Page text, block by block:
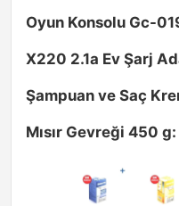
Oyun Konsolu Gc-
X220 2.1a Ev Şarj
Şampuan ve Saç
Mısır Gevreği 450